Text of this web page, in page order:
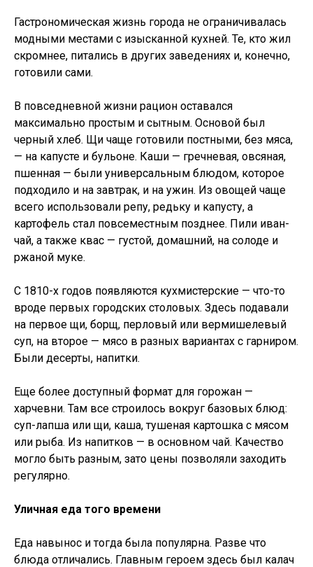
Гастрономическая жизнь города не ограничивалась
модными местами с изысканной кухней. Те, кто жил
скромнее, питались в других заведениях и, конечно,
готовили сами.
В повседневной жизни рацион оставался
максимально простым и сытным. Основой был
черный хлеб. Щи чаще готовили постными, без мяса,
— на капусте и бульоне. Каши — гречневая, овсяная,
пшенная — были универсальным блюдом, которое
подходило и на завтрак, и на ужин. Из овощей чаще
всего использовали репу, редьку и капусту, а
картофель стал повсеместным позднее. Пили иван-
чай, а также квас — густой, домашний, на солоде и
ржаной муке.
С 1810-х годов появляются кухмистерские — что-то
вроде первых городских столовых. Здесь подавали
на первое щи, борщ, перловый или вермишелевый
суп, на второе — мясо в разных вариантах с гарниром.
Были десерты, напитки.
Еще более доступный формат для горожан —
харчевни. Там все строилось вокруг базовых блюд:
суп-лапша или щи, каша, тушеная картошка с мясом
или рыба. Из напитков — в основном чай. Качество
могло быть разным, зато цены позволяли заходить
регулярно.
Уличная еда того времени
Еда навынос и тогда была популярна. Разве что
блюда отличались. Главным героем здесь был калач